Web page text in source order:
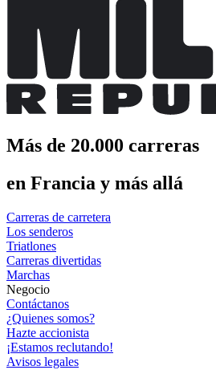
Más de 20.000 carreras
en Francia y más allá
Carreras de carretera
Los senderos
Triatlones
Carreras divertidas
Marchas
Negocio
Contáctanos
¿Quienes somos?
Hazte accionista
¡Estamos reclutando!
Avisos legales